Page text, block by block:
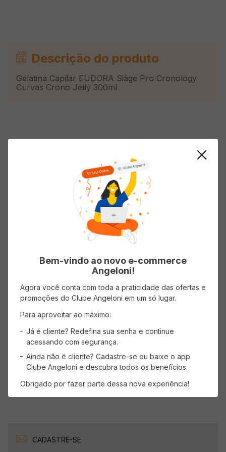
Descrição do produto
Gelatina Capilar EUDORA Siàge Pro Cronology
Curvas Crono Jelly 300ml
1 estrela
Faça login para escrever uma avaliação.
Mais recentes Todos
Carregando avaliações…
CADASTRE-SE
Bem-vindo ao novo e-commerce
Angeloni!
Agora você conta com toda a praticidade das ofertas e
promoções do Clube Angeloni em um só lugar.
Para aproveitar ao máximo:
Já é cliente? Redefina sua senha e continue
acessando com segurança.
Ainda não é cliente? Cadastre-se ou baixe o app
Clube Angeloni e descubra todos os benefícios.
Obrigado por fazer parte dessa nova experiência!